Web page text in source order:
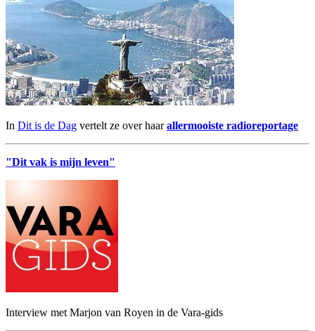
In Dit is de Dag vertelt ze over haarallermooiste radioreportage
"Dit vak is mijn leven"
Interview met Marjon van Royen in de Vara-gids